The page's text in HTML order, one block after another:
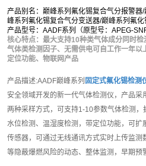
产品别名：巅峰系列氟化锡复合气分报警
峰系列氟化锡复合气分变送器/巅峰系列氟
产品型号：AADF系列（原型号：APEG-
核心特点：最大支持10种类气体成分同时
气体类检测因子、无需供电可自工作一年以
定位功能、物联网产品
产品描述:AADF巅峰系列 固定式氟化锡检测
安全领域开发的新一代气体检测仪，产品
两种采样方式，可支持1-10参数气体检测
水位检测、温湿度检测，带定位功能，可
传感器，可通过无线通讯方式实时上传监
等隐蔽爆燃风险的动态、整体监测，早期